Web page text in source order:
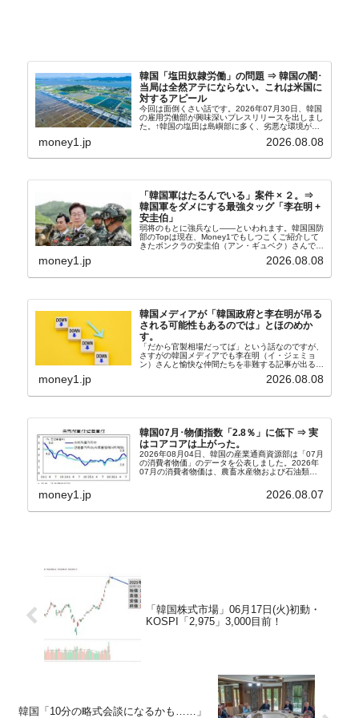
韓国「塩田奴隷労働」の問題 ⇒ 韓国の闇･
当局は全然アテにならない。これは米国に
対するアピール
今回は面倒くさい話です。2026年07月30日、韓国
の雇用労働部が興味深いプレスリリースを出しまし
た。↑韓国の塩田は島嶼部に多く、劣悪な環境が一
たといわれます（後述）。これは、いわゆる「塩田
money1.jp 2026.08.08
「韓国軍はたるんでいる」案件 × ２。⇒
韓国軍をダメにする最強タッグ「李在明 +
安圭伯」
弱将のもとに強兵なし――といわれます。韓国国防
部のTopは現在、Money1でもしつこくご紹介して
きたボンクラの安圭伯（アン・ギュベク）さんで
さんと「韓国初の文官上がり」の国防部長官安圭伯
money1.jp 2026.08.08
韓国メディアが「韓国政府と李在明が吊る
される可能性もあるのでは」とほのめか
す。
「だから官製相場だってば」という話なのですが、
さすがの韓国メディアでも李在明（イ・ジェミョ
ン）さんと愉快な仲間たちを非難する記事が出るよ
『朝鮮日報』に面白い記事が出ています。「東西南
money1.jp 2026.08.08
韓国07月･物価指数「2.8％」に低下 ⇒ 実
はコアコアは上がった。
2026年08月04日、韓国の産業通商資源部は「07月
の消費者物価」のデータを公表しました。2026年
07月の消費者物価は、農畜水産物および石油類の
2.8％上昇（06月は3.2％）となり、上昇率は前...
money1.jp 2026.08.07
「韓国株式市場」06月17日(火)初動・
KOSPI「2,975」3,000目前！
韓国「10分の略式会談になるかも……」